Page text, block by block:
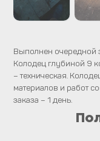
Выполнен очередной
Колодец глубиной 9
– техническая.
материалов и работ
заказа – 1 день.